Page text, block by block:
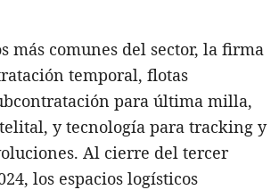
más comunes del sector, la firma
temporal, flotas
para última milla,
y tecnología para tracking y
Al cierre del tercer
los espacios logísticos